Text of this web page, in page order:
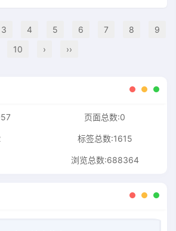
3 4 5 6 7 8
9
10
› ››
页面总数:0
标签总数:1615
浏览总数:688364